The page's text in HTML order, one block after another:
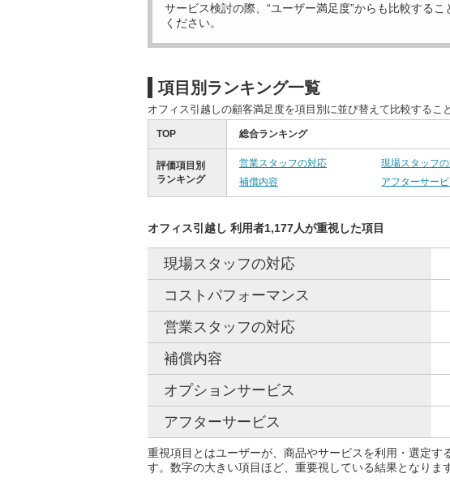
サービス検討の際、“ユーザー満足度”からも比較するこ
ください。
項目別ランキング一覧
オフィス引越しの顧客満足度を項目別に並び替えて比較するこ
TOP 総合ランキング
評価項目別
ランキング
営業スタッフの対応 現場スタッフ
補償内容
アフターサービ
オフィス引越し 利用者1,177人が重視した項目
現場スタッフの対応
コストパフォーマンス
営業スタッフの対応
補償内容
オプションサービス
アフターサービス
重視項目とはユーザーが、商品やサービスを利用・選定す
す。数字の大きい項目ほど、重要視している結果となります